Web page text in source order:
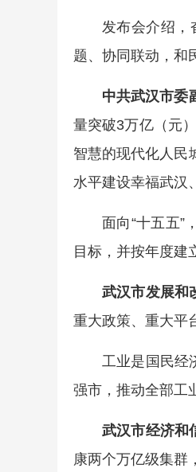
发布会介绍，
题、协同联动，和
中共武汉市委
量突破3万亿（元
智慧的现代化人民
水平建设幸福武汉
面向“十五五”
目标，并按年度建
武汉市发展和
重大政策、重大平
工业是国民经
强市，推动全部工
武汉市经济和
康两个万亿级集群